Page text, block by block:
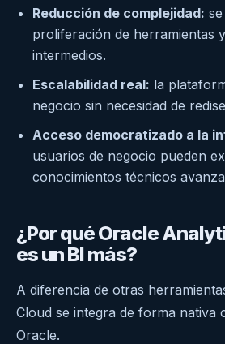
Reducción de complejidad:
proliferación de herramientas
intermedios.
Escalabilidad real: la
negocio sin necesidad de
Acceso democratizado a la
usuarios de negocio pueden
conocimientos técnicos
¿Por qué Oracle
es un BI más?
A diferencia de otras
Cloud se integra de forma nativa
Oracle.